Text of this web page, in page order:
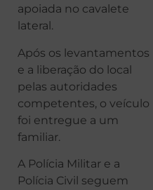
apoiada no cavalete
lateral.
Após os levantamentos
e a liberação do local
pelas autoridades
competentes, o veículo
foi entregue a um
familiar.
A Polícia Militar e a
Polícia Civil seguem